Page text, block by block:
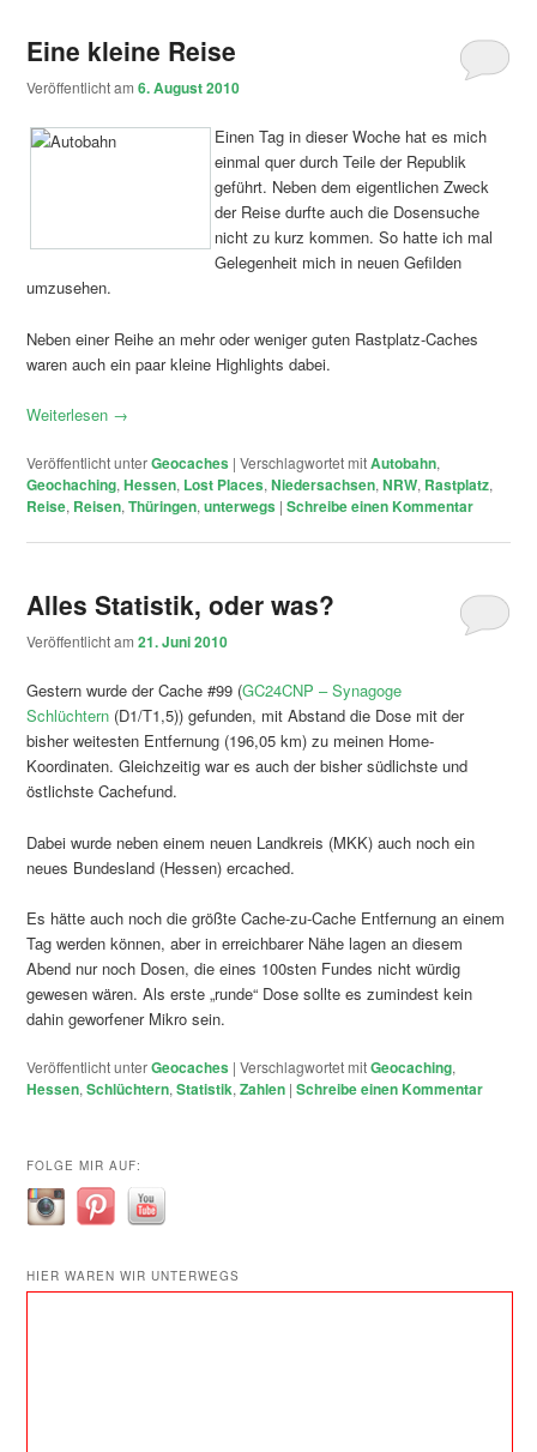
Eine kleine Reise
Veröffentlicht am6. August 2010
Einen Tag in dieser Woche hat es mich
einmal quer durch Teile der Republik
geführt. Neben dem eigentlichen Zweck
der Reise durfte auch die Dosensuche
nicht zu kurz kommen. So hatte ich mal
Gelegenheit mich in neuen Gefilden
umzusehen.
Neben einer Reihe an mehr oder weniger guten Rastplatz-Caches
waren auch ein paar kleine Highlights dabei.
Weiterlesen →
Veröffentlicht unterGeocaches |Verschlagwortet mitAutobahn,
Geochaching,Hessen, Lost Places,Niedersachsen,NRW, Rastplatz,
Reise, Reisen,Thüringen,unterwegs |Schreibe einen Kommentar
Alles Statistik, oder was?
Veröffentlicht am21. Juni 2010
Gestern wurde der Cache #99 (GC24CNP – Synagoge
Schlüchtern (D1/T1,5)) gefunden, mit Abstand die Dose mit der
bisher weitesten Entfernung (196,05 km) zu meinen Home-
Koordinaten. Gleichzeitig war es auch der bisher südlichste und
östlichste Cachefund.
Dabei wurde neben einem neuen Landkreis (MKK) auch noch ein
neues Bundesland (Hessen) ercached.
Es hätte auch noch die größte Cache-zu-Cache Entfernung an einem
Tag werden können, aber in erreichbarer Nähe lagen an diesem
Abend nur noch Dosen, die eines 100sten Fundes nicht würdig
gewesen wären. Als erste „runde“ Dose sollte es zumindest kein
dahin geworfener Mikro sein.
Veröffentlicht unterGeocaches |Verschlagwortet mitGeocaching,
Hessen,Schlüchtern,Statistik,Zahlen |Schreibe einen Kommentar
FOLGE MIR AUF:
HIER WAREN WIR UNTERWEGS